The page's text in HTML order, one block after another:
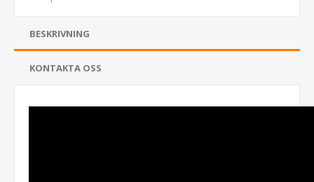
BESKRIVNING
KONTAKTA OSS